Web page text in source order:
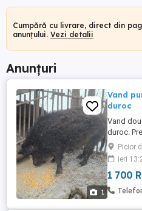
Cumpără cu livrare, direct din
anunțului. Vezi detalii
Anunțuri
1
Vand
duroc
Vand
duroc.
iar ptPicior
ieri
1 700